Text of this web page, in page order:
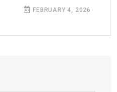
FEBRUARY 4, 2026